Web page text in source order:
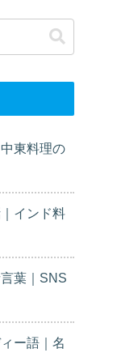
東料理の
インド料
葉｜SNS
ー語｜名